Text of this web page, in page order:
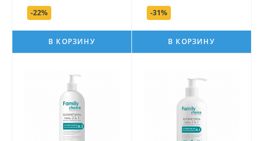
-22%
В КОРЗИНУ
-31%
В КОРЗИНУ